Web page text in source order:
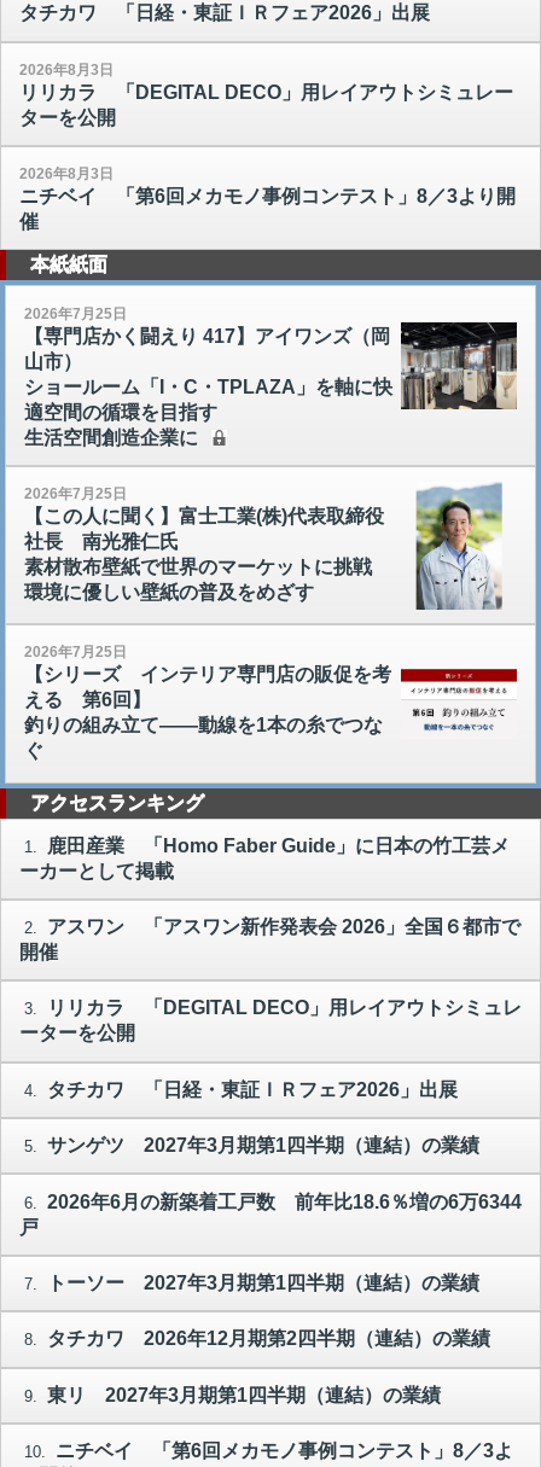
タチカワ 「日経・東証ＩＲフェア2026」出展
2026年8月3日
リリカラ 「DEGITAL DECO」用レイアウトシミュレー
ターを公開
2026年8月3日
ニチベイ 「第6回メカモノ事例コンテスト」8／3より開
催
本紙紙面
2026年7月25日
【専門店かく闘えり 417】アイワンズ（岡
山市）
ショールーム「I・C・TPLAZA」を軸に快
適空間の循環を目指す
生活空間創造企業に
2026年7月25日
【この人に聞く】富士工業(株)代表取締役
社長 南光雅仁氏
素材散布壁紙で世界のマーケットに挑戦
環境に優しい壁紙の普及をめざす
2026年7月25日
【シリーズ インテリア専門店の販促を考
える 第6回】
釣りの組み立て――動線を1本の糸でつな
ぐ
アクセスランキング
1.
鹿田産業 「Homo Faber Guide」に日本の竹工芸メ
ーカーとして掲載
2.
アスワン 「アスワン新作発表会 2026」全国６都市で
開催
3.
リリカラ 「DEGITAL DECO」用レイアウトシミュレ
ーターを公開
4. タチカワ 「日経・東証ＩＲフェア2026」出展
5. サンゲツ 2027年3月期第1四半期（連結）の業績
6.
2026年6月の新築着工戸数 前年比18.6％増の6万6344
戸
7. トーソー 2027年3月期第1四半期（連結）の業績
8. タチカワ 2026年12月期第2四半期（連結）の業績
9. 東リ 2027年3月期第1四半期（連結）の業績
10.
ニチベイ 「第6回メカモノ事例コンテスト」8／3よ